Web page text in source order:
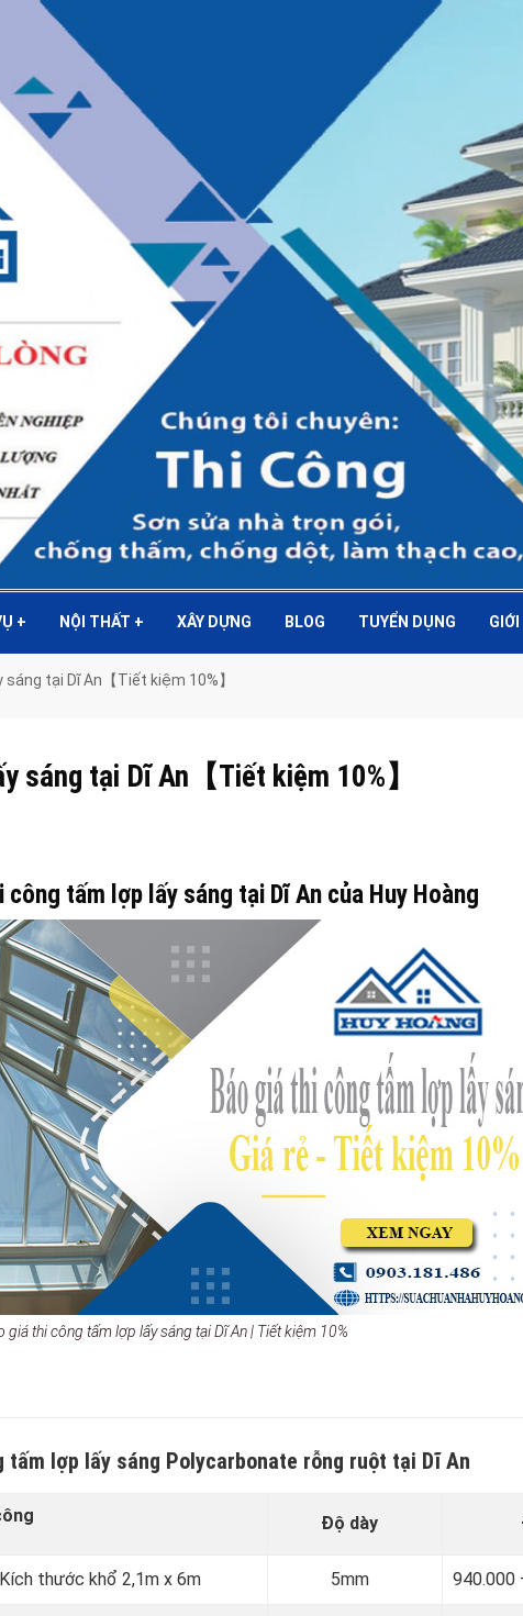
+ NỘI THẤT + XÂY DỰNG BLOG TUYỂN DỤNG
tại Dĩ An【Tiết kiệm 10%】
sáng tại Dĩ An【Tiết kiệm 10%】
tấm lợp lấy sáng tại Dĩ An của Huy Hoàng
giá thi công tấm lợp lấy sáng tại Dĩ An | Tiết kiệm 10%
tấm lợp lấy sáng Polycarbonate rỗng ruột tại Dĩ An
Độ dày
thước khổ 2,1m x 6m 5mm 940.000